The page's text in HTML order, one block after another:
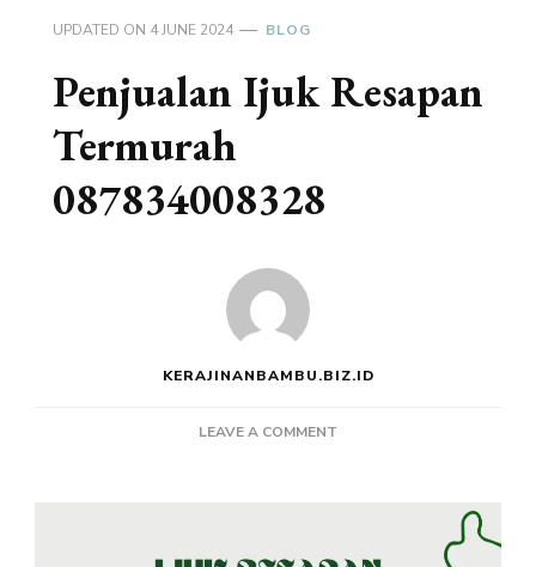
UPDATED ON 4 JUNE 2024 BLOG
Penjualan Ijuk Resapan
Termurah
087834008328
KERAJINANBAMBU.BIZ.ID
LEAVE A COMMENT
087834008328